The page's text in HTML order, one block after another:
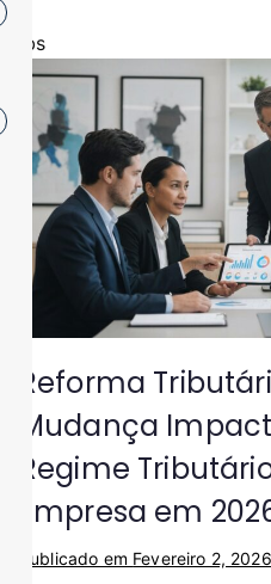
ibs
Reforma
Mudança
Regime
Empresa em
Publicado em Fevereiro 2, 2026